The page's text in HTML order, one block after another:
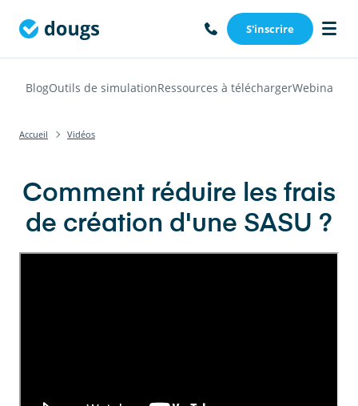
S'inscrire
BlogOutils de simulationRessources à téléchargerWebinars
Accueil Vidéos
Comment réduire les frais
de création d'une SASU ?